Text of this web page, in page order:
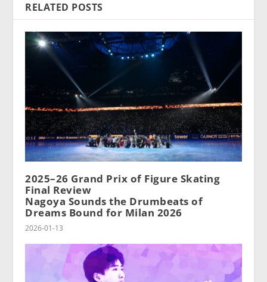
RELATED POSTS
2025–26 Grand Prix of Figure Skating
Final Review
Nagoya Sounds the Drumbeats of
Dreams Bound for Milan 2026
2026-01-13